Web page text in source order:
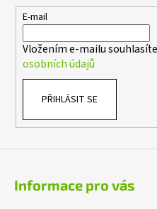
E-mail
Vložením e-mailu
osobních údajů
PŘIHLÁSIT SE
Informace pro vás